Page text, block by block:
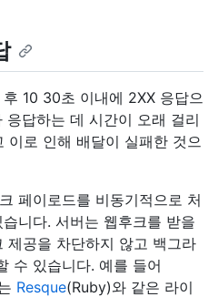
10 30초 이내에 2XX 응답으
응답하는 데 시간이 오래 걸리
로 인해 배달이 실패한 것으
페이로드를 비동기적으로 처
니다. 서버는 웹후크를 받을
제공을 차단하지 않고 백그라
수 있습니다. 예를 들어
Resque(Ruby)와 같은 라이